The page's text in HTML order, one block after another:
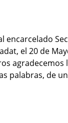
encarcelado
el 20 de
palabras, de